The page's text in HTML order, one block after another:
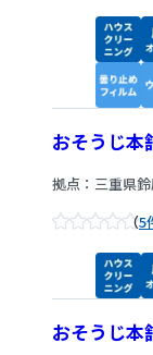
おそうじ
拠点：三重県
5
おそうじ